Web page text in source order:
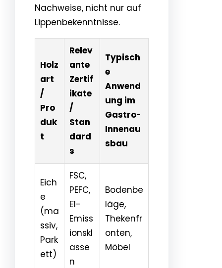
Nachweise, nicht nur auf
Lippenbekenntnisse.
Holz
art
/
Pro
duk
t
Relev
ante
Zertif
ikate
/
Stan
dard
s
Typisch
e
Anwend
ung im
Gastro-
Innenau
sbau
Eich
e
(ma
ssiv,
Park
ett)
FSC,
PEFC,
E1-
Emiss
ionskl
asse
n
Bodenbe
läge,
Thekenfr
onten,
Möbel